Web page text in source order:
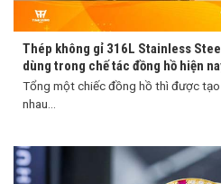
Thép không gỉ 316L Stainless
dùng trong chế tác đồng hồ hiện
Tổng một chiếc đồng hồ thì được
nhau...